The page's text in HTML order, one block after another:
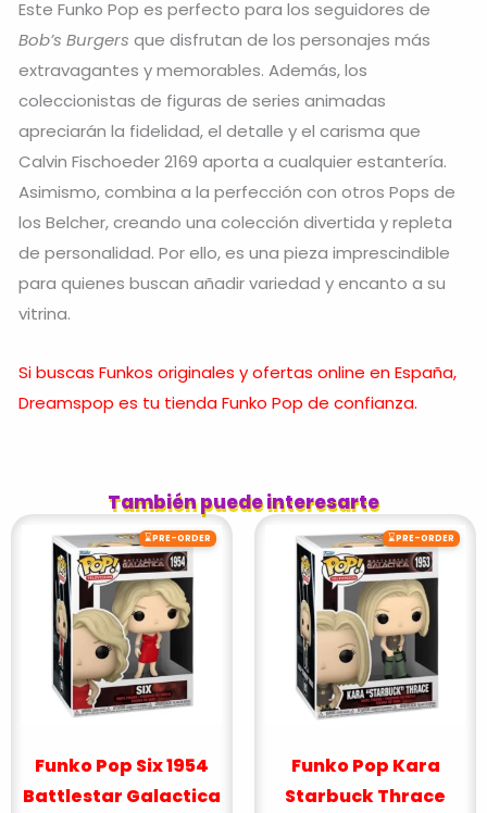
Este Funko Pop es perfecto para los seguidores de
Bob’s Burgers que disfrutan de los personajes más
extravagantes y memorables. Además, los
coleccionistas de figuras de series animadas
apreciarán la fidelidad, el detalle y el carisma que
Calvin Fischoeder 2169 aporta a cualquier estantería.
Asimismo, combina a la perfección con otros Pops de
los Belcher, creando una colección divertida y repleta
de personalidad. Por ello, es una pieza imprescindible
para quienes buscan añadir variedad y encanto a su
vitrina.
Si buscas Funkos originales y ofertas online en España,
Dreamspop es tu tienda Funko Pop de confianza.
También puede interesarte
⌛PRE-ORDER
Funko Pop Six 1954
Battlestar Galactica
⌛PRE-ORDER
Funko Pop Kara
Starbuck Thrace